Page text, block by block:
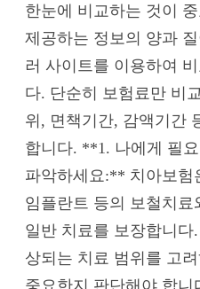
한눈에 비교하는 것이
제공하는 정보의 양과
러 사이트를 이용하여
다. 단순히 보험료만 비
위, 면책기간, 감액기간
합니다. **1. 나에게 필
파악하세요:** 치아보험
임플란트 등의 보철치료
일반 치료를 보장합니
상되는 치료 범위를 고
중요한지 판단해야 합